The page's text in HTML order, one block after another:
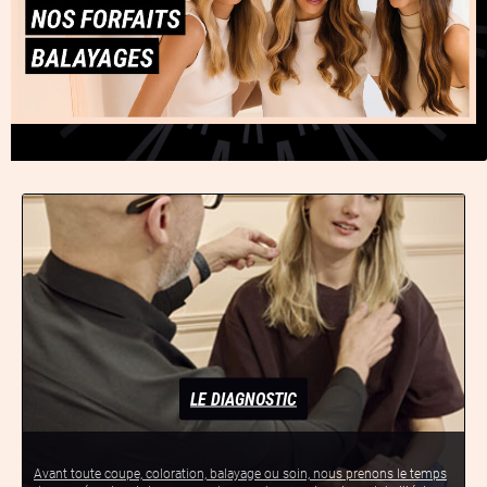
LE DIAGNOSTIC
Avant toute coupe, coloration, balayage ou soin, nous prenons le temps